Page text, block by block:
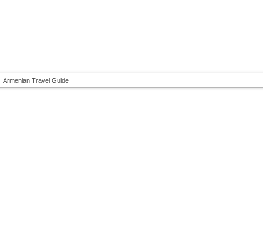
Armenian Travel Guide